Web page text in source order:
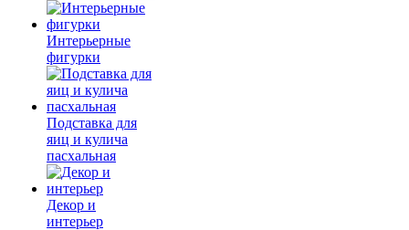
Интерьерные
фигурки
Подставка для
яиц и кулича
пасхальная
Декор и
интерьер